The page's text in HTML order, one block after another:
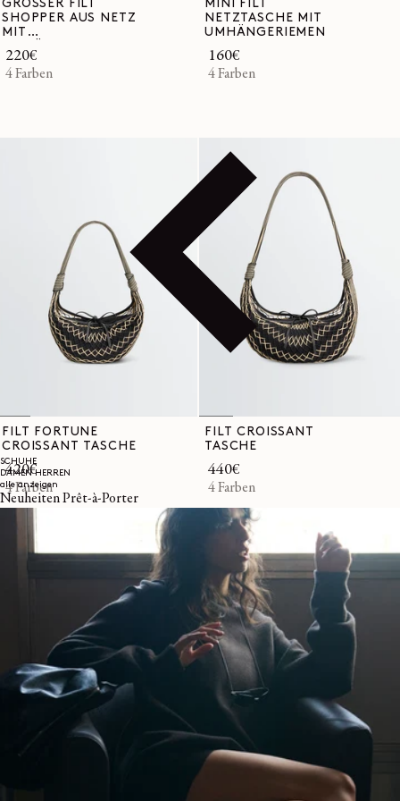
SCHUHE
DAMEN HERREN
alle anzeigen
Neuheiten Prêt-à-Porter
GROSSER FILT
SHOPPER AUS NETZ
MIT
UMHÄNGRIEMEN
Normaler
Preis
220€
4 Farben
MINI FILT
NETZTASCHE MIT
UMHÄNGERIEMEN
Normaler
Preis
160€
4 Farben
FILT FORTUNE
CROISSANT TASCHE
Normaler
Preis
420€
4 Farben
FILT CROISSANT
TASCHE
Normaler
Preis
440€
4 Farben